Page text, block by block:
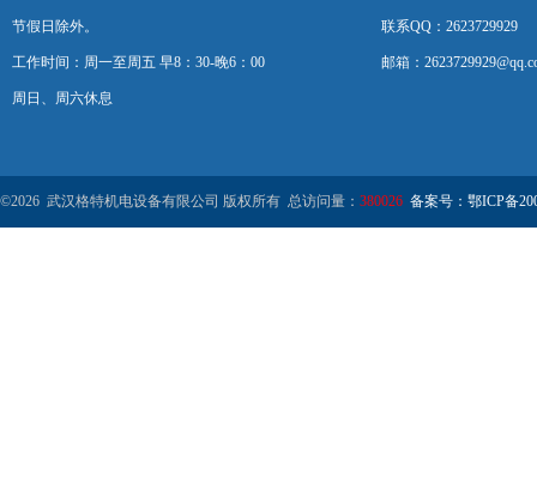
节假日除外。
工作时间：周一至周五 早8：30-晚6：00
周日、周六休息
联系QQ：2623729929
邮箱：
©2026 武汉格特机电设备有限公司 版权所有 总访问量： 380026 备案号：鄂ICP备